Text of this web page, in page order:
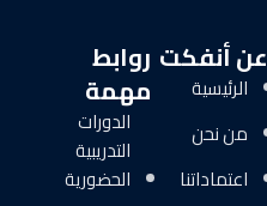
عن أنفكت
الرئيسية
من نحن
اعتماداتنا
روابط
مهمة
الدورات
التدريبية
الحضورية